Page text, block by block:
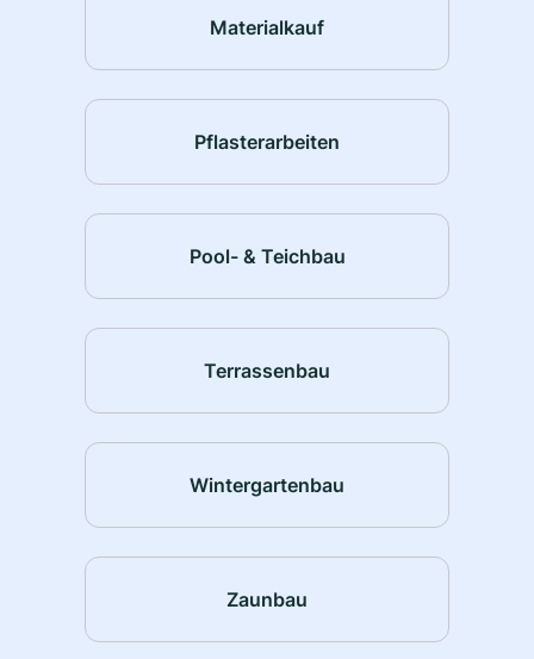
Materialkauf
Pflasterarbeiten
Pool- & Teichbau
Terrassenbau
Wintergartenbau
Zaunbau